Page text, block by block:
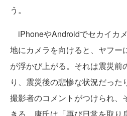
う。
iPhoneやAndroidでセカイカ
地にカメラを向けると、ヤフー
が浮かび上がる。それは震災前
り、震災後の悲惨な状況だった
撮影者のコメントがつけられ、